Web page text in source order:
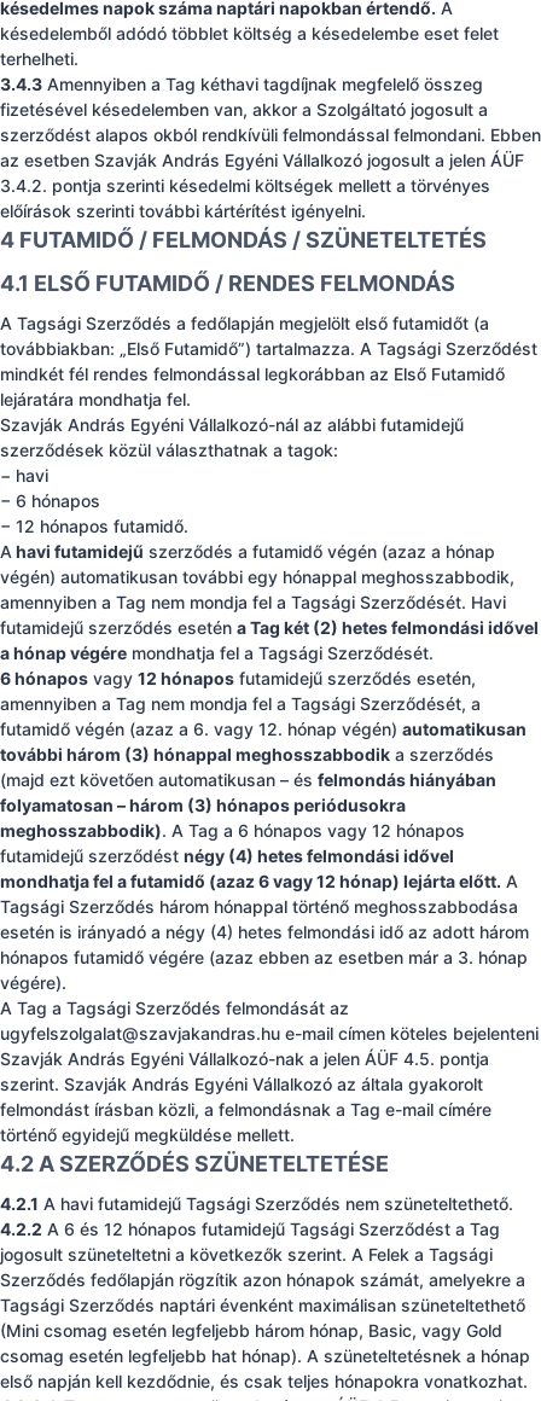
késedelmes napok száma naptári napokban értendő. A
késedelemből adódó többlet költség a késedelembe eset felet
terhelheti.
3.4.3 Amennyiben a Tag kéthavi tagdíjnak megfelelő összeg
fizetésével késedelemben van, akkor a Szolgáltató jogosult a
szerződést alapos okból rendkívüli felmondással felmondani. Ebben
az esetben Szavják András Egyéni Vállalkozó jogosult a jelen ÁÜF
3.4.2. pontja szerinti késedelmi költségek mellett a törvényes
előírások szerinti további kártérítést igényelni.
4 FUTAMIDŐ / FELMONDÁS / SZÜNETELTETÉS
4.1 ELSŐ FUTAMIDŐ / RENDES FELMONDÁS
A Tagsági Szerződés a fedőlapján megjelölt első futamidőt (a
továbbiakban: „Első Futamidő”) tartalmazza. A Tagsági Szerződést
mindkét fél rendes felmondással legkorábban az Első Futamidő
lejáratára mondhatja fel.
Szavják András Egyéni Vállalkozó-nál az alábbi futamidejű
szerződések közül választhatnak a tagok:
− havi
− 6 hónapos
− 12 hónapos futamidő.
A havi futamidejű szerződés a futamidő végén (azaz a hónap
végén) automatikusan további egy hónappal meghosszabbodik,
amennyiben a Tag nem mondja fel a Tagsági Szerződését. Havi
futamidejű szerződés esetén a Tag két (2) hetes felmondási idővel
a hónap végére mondhatja fel a Tagsági Szerződését.
6 hónapos vagy 12 hónapos futamidejű szerződés esetén,
amennyiben a Tag nem mondja fel a Tagsági Szerződését, a
futamidő végén (azaz a 6. vagy 12. hónap végén) automatikusan
további három (3) hónappal meghosszabbodik a szerződés
(majd ezt követően automatikusan – és felmondás hiányában
folyamatosan – három (3) hónapos periódusokra
meghosszabbodik). A Tag a 6 hónapos vagy 12 hónapos
futamidejű szerződést négy (4) hetes felmondási idővel
mondhatja fel a futamidő (azaz 6 vagy 12 hónap) lejárta előtt. A
Tagsági Szerződés három hónappal történő meghosszabbodása
esetén is irányadó a négy (4) hetes felmondási idő az adott három
hónapos futamidő végére (azaz ebben az esetben már a 3. hónap
végére).
A Tag a Tagsági Szerződés felmondását az
ugyfelszolgalat@szavjakandras.hu e-mail címen köteles bejelenteni
Szavják András Egyéni Vállalkozó-nak a jelen ÁÜF 4.5. pontja
szerint. Szavják András Egyéni Vállalkozó az általa gyakorolt
felmondást írásban közli, a felmondásnak a Tag e-mail címére
történő egyidejű megküldése mellett.
4.2 A SZERZŐDÉS SZÜNETELTETÉSE
4.2.1 A havi futamidejű Tagsági Szerződés nem szüneteltethető.
4.2.2 A 6 és 12 hónapos futamidejű Tagsági Szerződést a Tag
jogosult szüneteltetni a következők szerint. A Felek a Tagsági
Szerződés fedőlapján rögzítik azon hónapok számát, amelyekre a
Tagsági Szerződés naptári évenként maximálisan szüneteltethető
(Mini csomag esetén legfeljebb három hónap, Basic, vagy Gold
csomag esetén legfeljebb hat hónap). A szüneteltetésnek a hónap
első napján kell kezdődnie, és csak teljes hónapokra vonatkozhat.